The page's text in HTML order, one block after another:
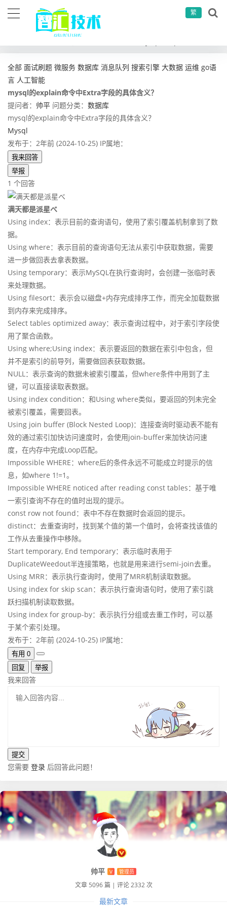
繁
全部 面试刷题 微服务 数据库 消息队列 搜索引擎 大数据 运维 go语
言 人工智能
mysql的explain命令中Extra字段的具体含义？
提问者： 帅平 问题分类： 数据库
mysql的explain命令中Extra字段的具体含义？
Mysql
发布于：2年前 (2024-10-25) IP属地：
我来回答
举报
1 个回答
满天都是派星べ
Using index：表示目前的查询语句，使用了索引覆盖机制拿到了数
据。
Using where：表示目前的查询语句无法从索引中获取数据，需要
进一步做回表去拿表数据。
Using temporary：表示MySQL在执行查询时，会创建一张临时表
来处理数据。
Using filesort：表示会以磁盘+内存完成排序工作，而完全加载数据
到内存来完成排序。
Select tables optimized away：表示查询过程中，对于索引字段使
用了聚合函数。
Using where;Using index：表示要返回的数据在索引中包含，但
并不是索引的前导列，需要做回表获取数据。
NULL：表示查询的数据未被索引覆盖，但where条件中用到了主
键，可以直接读取表数据。
Using index condition：和Using where类似，要返回的列未完全
被索引覆盖，需要回表。
Using join buffer (Block Nested Loop)：连接查询时驱动表不能有
效的通过索引加快访问速度时，会使用join-buffer来加快访问速
度，在内存中完成Loop匹配。
Impossible WHERE：where后的条件永远不可能成立时提示的信
息，如where 1!=1。
Impossible WHERE noticed after reading const tables：基于唯
一索引查询不存在的值时出现的提示。
const row not found：表中不存在数据时会返回的提示。
distinct：去重查询时，找到某个值的第一个值时，会将查找该值的
工作从去重操作中移除。
Start temporary, End temporary：表示临时表用于
DuplicateWeedout半连接策略，也就是用来进行semi-join去重。
Using MRR：表示执行查询时，使用了MRR机制读取数据。
Using index for skip scan：表示执行查询语句时，使用了索引跳
跃扫描机制读取数据。
Using index for group-by：表示执行分组或去重工作时，可以基
于某个索引处理。
发布于：2年前 (2024-10-25) IP属地：
有用 0
回复
举报
我来回答
您需要 登录 后回答此问题！
帅平 V 管理员
文章 5096 篇 | 评论 2332 次
最新文章